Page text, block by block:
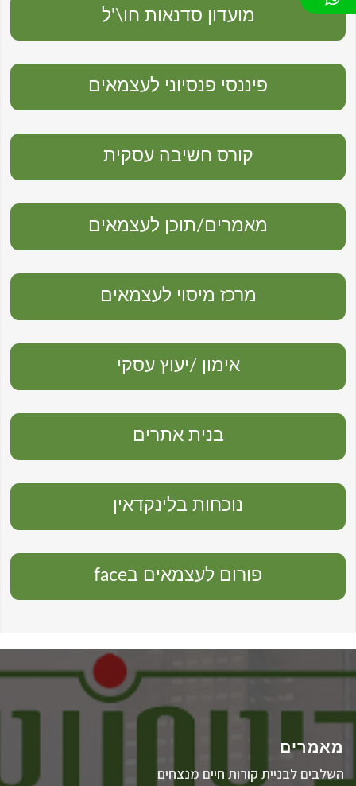
מועדון סדנאות חו\'ל
פיננסי פנסיוני לעצמאים
קורס חשיבה עסקית
מאמרים/תוכן לעצמאים
מרכז מיסוי לעצמאים
אימון /יעוץ עסקי
בנית אתרים
נוכחות בלינקדאין
פורום לעצמאים בface
מאמרים
השלבים לבניית קורות חיים מנצחים